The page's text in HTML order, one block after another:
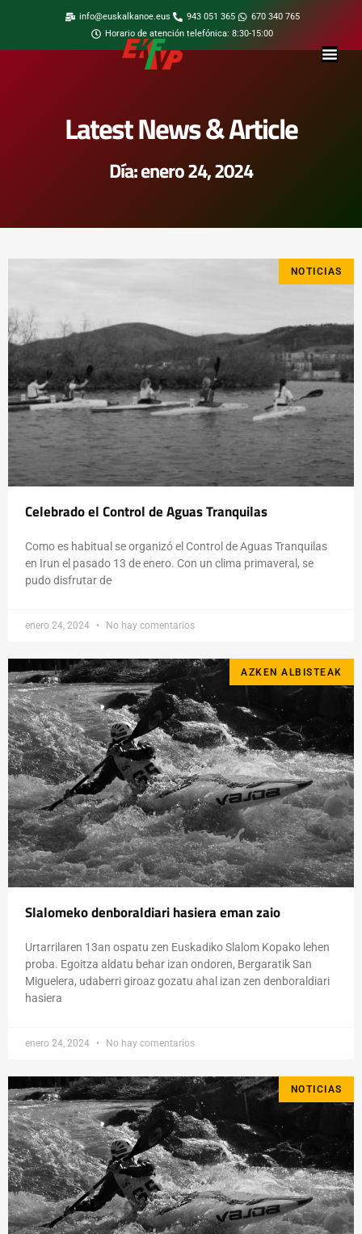
info@euskalkanoe.eus 943 051 365
670 340 765
Horario de atención telefónica: 8:30-15:00
Latest News & Article
Día: enero 24, 2024
NOTICIAS
Celebrado el Control de Aguas Tranquilas
Como es habitual se organizó el Control de Aguas Tranquilas
en Irun el pasado 13 de enero. Con un clima primaveral, se
pudo disfrutar de
enero 24, 2024 No hay comentarios
AZKEN ALBISTEAK
Slalomeko denboraldiari hasiera eman zaio
Urtarrilaren 13an ospatu zen Euskadiko Slalom Kopako lehen
proba. Egoitza aldatu behar izan ondoren, Bergaratik San
Miguelera, udaberri giroaz gozatu ahal izan zen denboraldiari
hasiera
enero 24, 2024 No hay comentarios
NOTICIAS